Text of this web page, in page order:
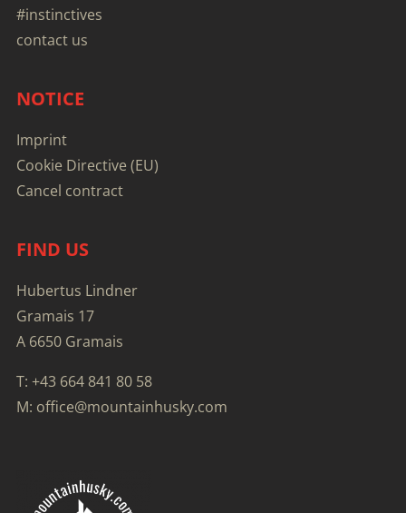
#instinctives
contact us
NOTICE
Imprint
Cookie Directive (EU)
Cancel contract
FIND US
Hubertus Lindner
Gramais 17
A 6650 Gramais
T: +43 664 841 80 58
M: office@mountainhusky.com